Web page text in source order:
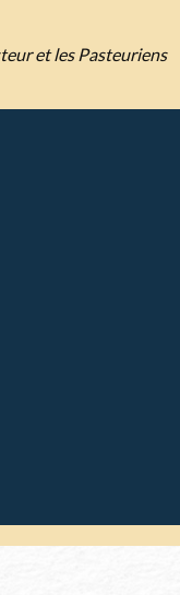
et les Pasteuriens